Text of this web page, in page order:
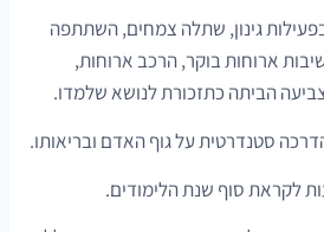
גינון, שתלה צמחים, השתתפה
ארוחות בוקר, הרכב ארוחות,
הביתה כתזכורת לנושא שלמדו.
סטנדרטית על גוף האדם ובריאותו.